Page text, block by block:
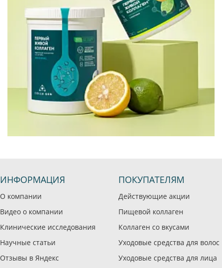
ИНФОРМАЦИЯ
О компании
Видео о компании
Клинические исследования
Научные статьи
Отзывы в Яндекс
ПОКУПАТЕЛЯМ
Действующие акции
Пищевой коллаген
Коллаген со вкусами
Уходовые средства для волос
Уходовые средства для лица